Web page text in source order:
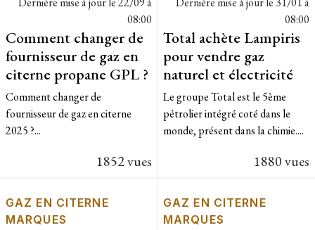
08:00
Comment changer de
fournisseur de gaz en
citerne propane GPL ?
Comment changer de
fournisseur de gaz en citerne
2025 ?...
1852 vues
08:00
Total achète Lampiris
pour vendre gaz
naturel et électricité
Le groupe Total est le 5ème
pétrolier intégré coté dans le
monde, présent dans la chimie....
1880 vues
GAZ EN CITERNE
MARQUES
GAZ EN CITERNE
MARQUES